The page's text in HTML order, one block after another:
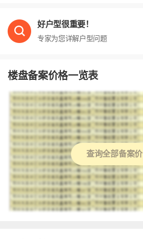
好户型很重要！
专家为您详解户型问题
楼盘备案价格一览表
查询全部备案价